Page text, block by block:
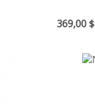
Prix
369,00 $